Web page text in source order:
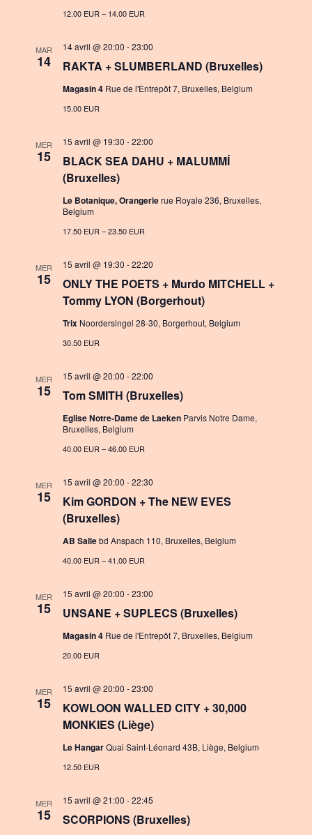
12.00 EUR – 14.00 EUR
MAR
14 RAKTA + SLUMBERLAND (Bruxelles)
14 avril @ 20:00 -23:00
Magasin 4 Rue de l'Entrepôt 7, Bruxelles, Belgium
15.00 EUR
MER
15
BLACK SEA DAHU + MALUMMÍ
(Bruxelles)
15 avril @ 19:30 -22:00
Le Botanique, Orangerierue Royale 236, Bruxelles,
Belgium
17.50 EUR – 23.50 EUR
MER
15
ONLY THE POETS + Murdo MITCHELL +
Tommy LYON (Borgerhout)
15 avril @ 19:30 -22:20
Trix Noordersingel 28-30, Borgerhout, Belgium
30.50 EUR
MER
15 Tom SMITH (Bruxelles)
15 avril @ 20:00 -22:00
Eglise Notre-Dame de Laeken Parvis Notre Dame,
Bruxelles, Belgium
40.00 EUR – 46.00 EUR
MER
15
Kim GORDON + The NEW EVES
(Bruxelles)
15 avril @ 20:00 -22:30
AB Sallebd Anspach 110, Bruxelles, Belgium
40.00 EUR – 41.00 EUR
MER
15 UNSANE + SUPLECS (Bruxelles)
15 avril @ 20:00 -23:00
Magasin 4 Rue de l'Entrepôt 7, Bruxelles, Belgium
20.00 EUR
MER
15
KOWLOON WALLED CITY + 30,000
MONKIES (Liège)
15 avril @ 20:00 -23:00
Le HangarQuai Saint-Léonard 43B, Liège, Belgium
12.50 EUR
MER
15 SCORPIONS (Bruxelles)
15 avril @ 21:00 -22:45